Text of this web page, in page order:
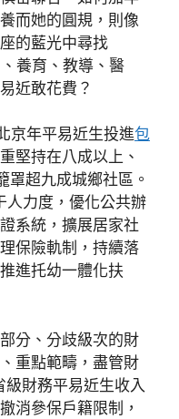
而她的圓規，則像
的藍光中尋找
養育、教導、醫
近敢花費？
京年平易近生投進包
堅持在八成以上、
罩超九成城鄉社區。
力度，優化公共辦
系統，擴展居家社
保險軌制，持續落
進托幼一體化扶
分、分歧級次的財
重點範疇，盡管財
財務平易近生收入
消參保戶籍限制，